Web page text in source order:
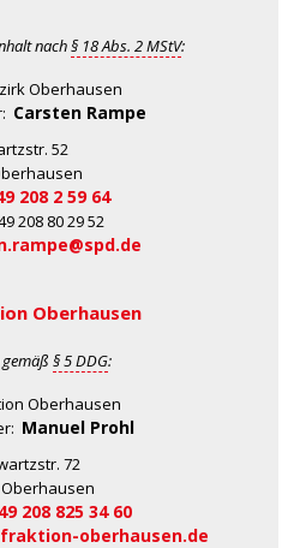
nach§ 18 Abs. 2 MStV:
Oberhausen
Carsten Rampe
52
208 2 59 64
208 80 29 52
Oberhausen
§ 5 DDG:
Oberhausen
Manuel Prohl
72
Oberhausen
208 825 34 60
oberhausen.de